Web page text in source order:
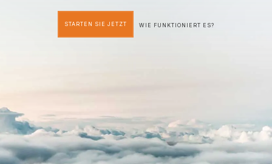
STARTEN SIE JETZT WIE FUNKTIONIERT ES?